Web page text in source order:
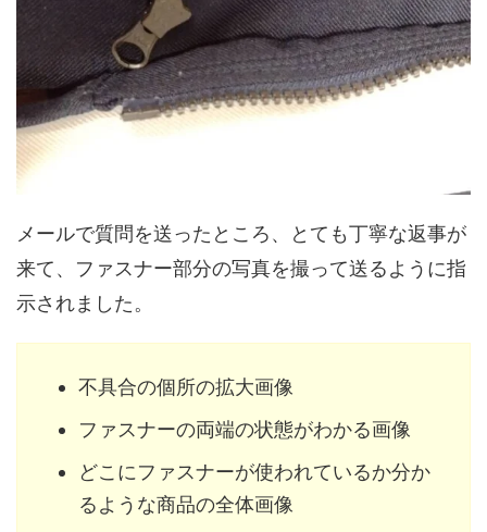
メールで質問を送ったところ、とても丁寧な返事が
来て、ファスナー部分の写真を撮って送るように指
示されました。
不具合の個所の拡大画像
ファスナーの両端の状態がわかる画像
どこにファスナーが使われているか分か
るような商品の全体画像